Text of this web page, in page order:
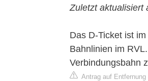
Zuletzt aktualisiert
Das D-Ticket ist
Bahnlinien im
Verbindungsbahn
Antrag auf Entfernung